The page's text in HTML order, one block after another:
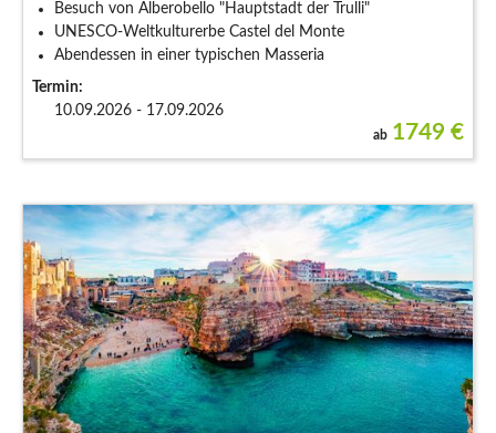
Besuch von Alberobello "Hauptstadt der Trulli"
UNESCO-Weltkulturerbe Castel del Monte
Abendessen in einer typischen Masseria
Termin:
10.09.2026 - 17.09.2026
ab 1749 €